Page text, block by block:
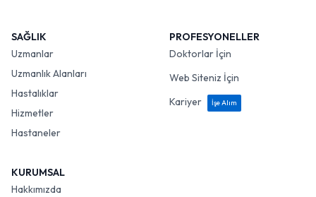
SAĞLIK
Uzmanlar
Uzmanlık Alanları
Hastalıklar
Hizmetler
Hastaneler
PROFESYONELLER
Doktorlar İçin
Web Siteniz İçin
Kariyer
İşe Alım
KURUMSAL
Hakkımızda